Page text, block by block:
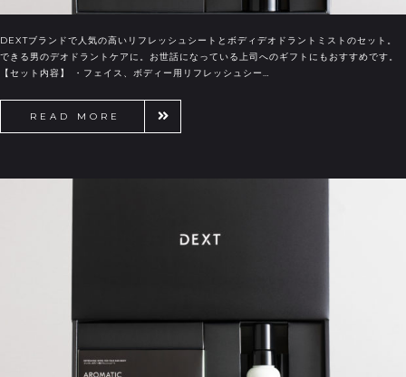
DEXTブランドで人気の高いリフレッシュシートとボディデオドラントミストのセット。
できる男のデオドラントケアに。お世話になっている上司へのギフトにもおすすめです。
【セット内容】 ・フェイス、ボディー用リフレッシュシー…
READ MORE